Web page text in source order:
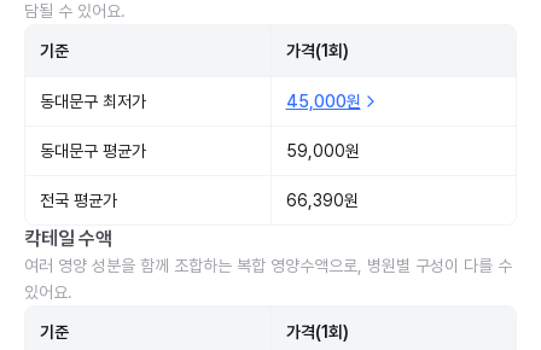
담될 수 있어요.
기준 가격(1회)
동대문구 최저가 45,000원
동대문구 평균가 59,000원
전국 평균가 66,390원
칵테일 수액
여러 영양 성분을 함께 조합하는 복합 영양수액으로, 병원별 구성이 다를 수
있어요.
기준 가격(1회)